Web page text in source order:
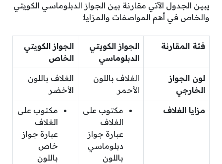
يبين الجدول الآتي مقارنة بين الجواز الدبلوماسي الكويتي
والخاص في أهم المواصفات والمزايا:
فئة المقارنة
الجواز الكويتي
الدبلوماسي
الجواز الكويتي
الخاص
لون الجواز
الخارجي
الغلاف باللون
الأحمر
الغلاف باللون
الأخضر
مزايا الغلاف
مكتوب على
الغلاف
عبارة جواز
دبلوماسي
باللون
مكتوب على
الغلاف
عبارة جواز
خاص
باللون